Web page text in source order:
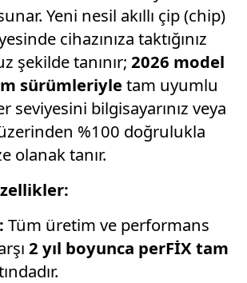
Yeni nesil akıllı çip (chip)
cihazınıza taktığınız
şekilde tanınır; 2026 model
sürümleriyletam uyumlu
seviyesini bilgisayarınız veya
üzerinden %100 doğrulukla
olanak tanır.
Tüm üretim ve performans
2 yıl boyunca perFİX tam